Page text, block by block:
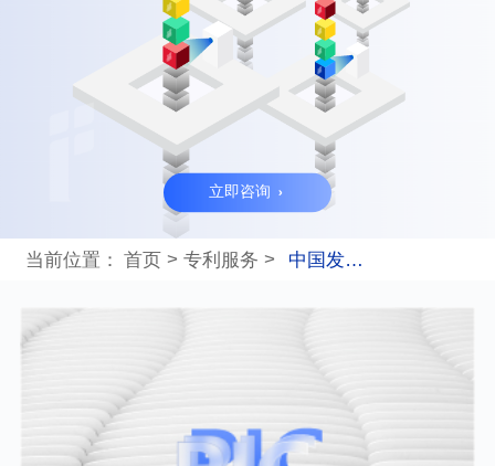
立即咨询
当前位置： 首页 > 专利服务 >
中国发明